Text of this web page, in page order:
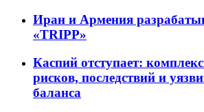
Иран и Армения
«TRIPP»
Каспий отступает:
рисков, последствий и
баланса